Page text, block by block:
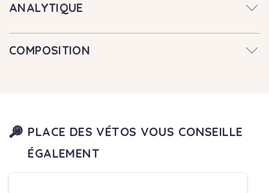
ANALYTIQUE
COMPOSITION
PLACE DES VÉTOS VOUS CONSEILLE
ÉGALEMENT